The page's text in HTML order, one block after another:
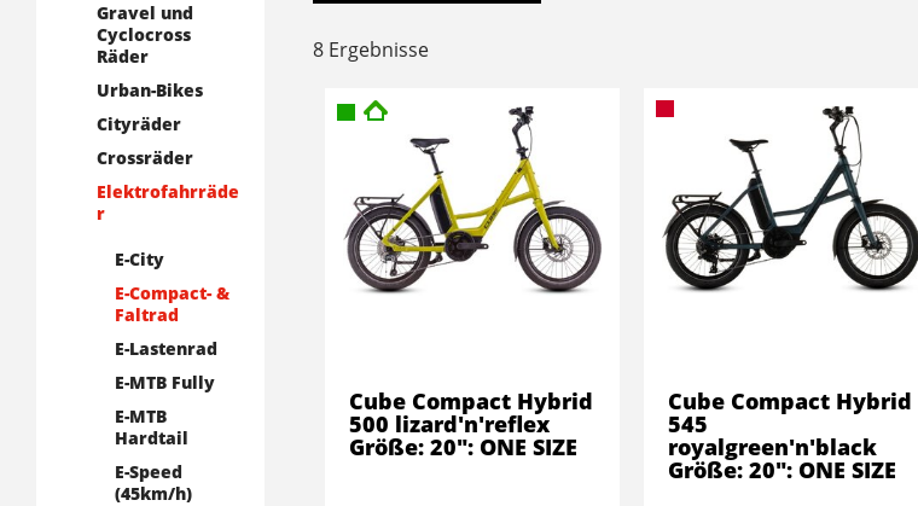
Gravel und
Cyclocross
Räder
Urban-Bikes
Cityräder
Crossräder
Elektrofahrräde
r
E-City
E-Compact- &
Faltrad
E-Lastenrad
E-MTB Fully
E-MTB
Hardtail
E-Speed
(45km/h)
8 Ergebnisse
Cube Compact Hybrid
500 lizard'n'reflex
Größe: 20": ONE SIZE
Cube Compact Hybrid
545
royalgreen'n'black
Größe: 20": ONE SIZE